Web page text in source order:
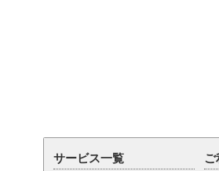
サービス一覧 ご